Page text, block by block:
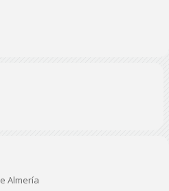
del municipio que disfrutarán
de Almería,
Almería